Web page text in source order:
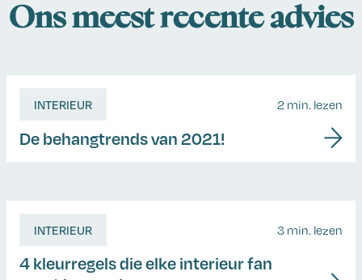
Ons meest recente advies
INTERIEUR 2 min. lezen
De behangtrends van 2021!
INTERIEUR 3 min. lezen
4 kleurregels die elke interieur fan